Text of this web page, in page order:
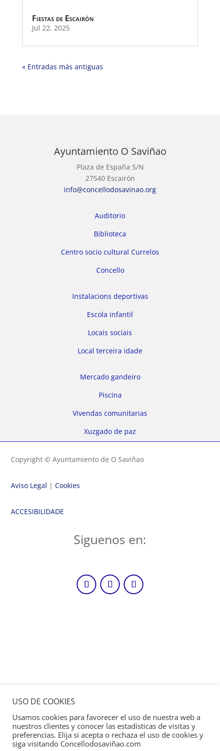
Fiestas de Escairón
Jul 22, 2025
« Entradas más antiguas
Ayuntamiento O Saviñao
Plaza de España S/N
27540 Escairón
info@concellodosavinao.org
Auditorio
Biblioteca
Centro socio cultural Currelos
Concello
Instalacions deportivas
Escola infantil
Locais sociais
Local terceira idade
Mercado gandeiro
Piscina
Vivendas comunitarias
Xuzgado de paz
Copyright © Ayuntamiento de O Saviñao
Aviso Legal |Cookies
ACCESIBILIDADE
Siguenos en:
USO DE COOKIES
Usamos cookies para favorecer el uso de nuestra web a
nuestros clientes y conocer las estadísticas de visitas y
preferencias. Elija si acepta o rechaza el uso de cookies y
siga visitando Concellodosaviñao.com